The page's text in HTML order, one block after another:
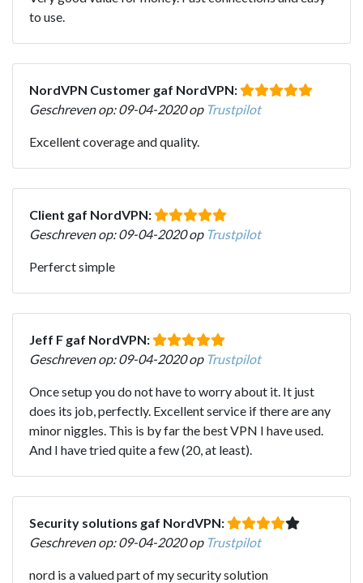
to use.
NordVPN Customer gaf NordVPN:
Geschreven op: 09-04-2020 op Trustpilot
Excellent coverage and quality.
Client gaf NordVPN:
Geschreven op: 09-04-2020 op Trustpilot
Perferct simple
Jeff F gaf NordVPN:
Geschreven op: 09-04-2020 op Trustpilot
Once setup you do not have to worry about it. It just
does its job, perfectly. Excellent service if there are any
minor niggles. This is by far the best VPN I have used.
And I have tried quite a few (20, at least).
Security solutions gaf NordVPN:
Geschreven op: 09-04-2020 op Trustpilot
nord is a valued part of my security solution